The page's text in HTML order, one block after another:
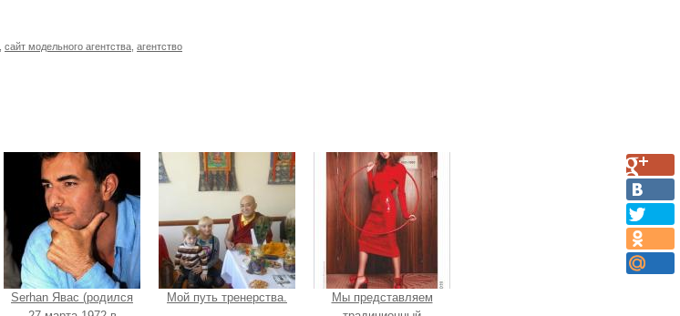
сайт модельного агентства агентство
Serhan Явас (родился
Мой путь тренерства.
Мы представляем